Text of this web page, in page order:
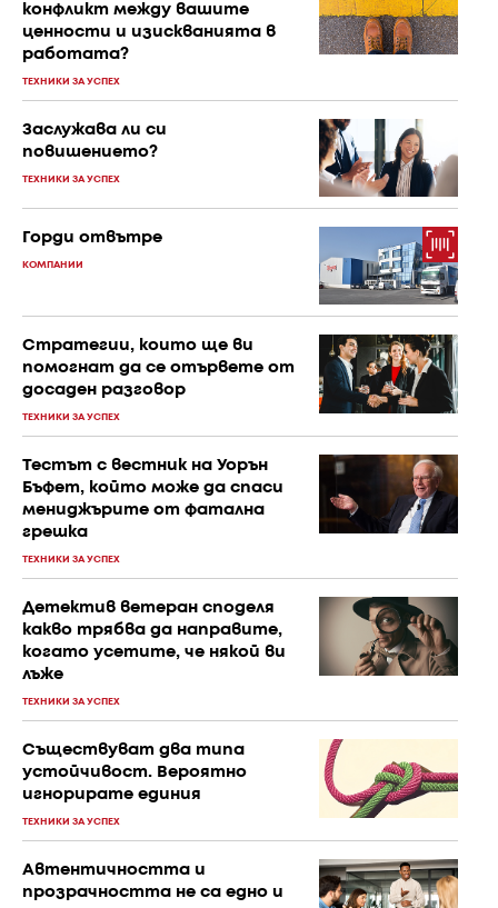
конфликт между вашите
ценности и изискванията в
работата?
ТЕХНИКИ ЗА УСПЕХ
Заслужава ли си
повишението?
ТЕХНИКИ ЗА УСПЕХ
Горди отвътре
КОМПАНИИ
Стратегии, които ще ви
помогнат да се отървете от
досаден разговор
ТЕХНИКИ ЗА УСПЕХ
Тестът с вестник на Уорън
Бъфет, който може да спаси
мениджърите от фатална
грешка
ТЕХНИКИ ЗА УСПЕХ
Детектив ветеран споделя
какво трябва да направите,
когато усетите, че някой ви
лъже
ТЕХНИКИ ЗА УСПЕХ
Съществуват два типа
устойчивост. Вероятно
игнорирате единия
ТЕХНИКИ ЗА УСПЕХ
Автентичността и
прозрачността не са едно и